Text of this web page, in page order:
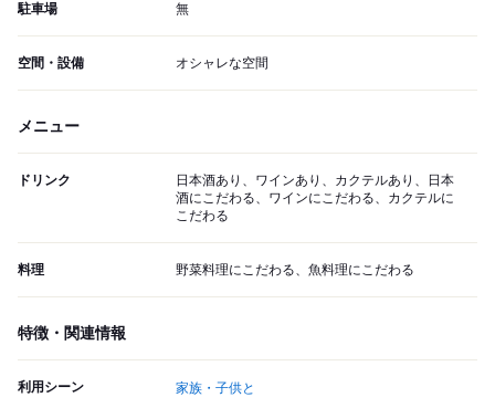
駐車場 無
空間・設備 オシャレな空間
メニュー
ドリンク
日本酒あり、ワインあり、カクテルあり、日本
酒にこだわる、ワインにこだわる、カクテルに
こだわる
料理 野菜料理にこだわる、魚料理にこだわる
特徴・関連情報
利用シーン 家族・子供と